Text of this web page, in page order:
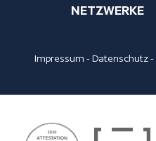
NETZWERKE
Impressum -Datenschutz-